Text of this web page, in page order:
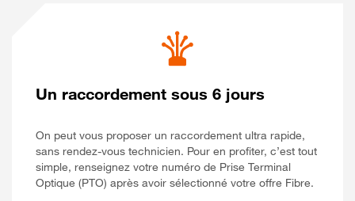
Un raccordement sous 6 jours
On peut vous proposer un raccordement ultra rapide,
sans rendez-vous technicien. Pour en profiter, c’est tout
simple, renseignez votre numéro de Prise Terminal
Optique (PTO) après avoir sélectionné votre offre Fibre.